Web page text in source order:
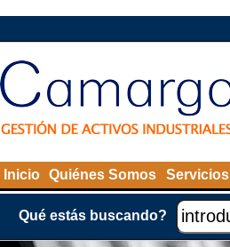
Inicio Quiénes Somos Servicios
Qué estás buscando?